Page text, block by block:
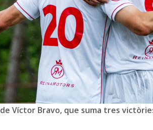
de Víctor Bravo, que suma tres